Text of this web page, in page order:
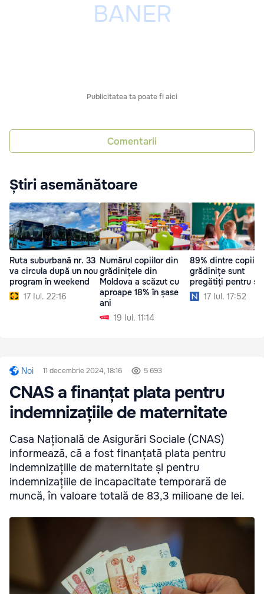
Publicitatea ta poate fi aici
Comentarii
Știri asemănătoare
Ruta suburbană nr. 33
va circula după un nou
program în weekend
17 Iul. 22:16
Numărul copiilor din
grădinițele din
Moldova a scăzut cu
aproape 18% în șase
ani
19 Iul. 11:14
89% dintre copiii
grădinițe sunt
pregătiți pentru
17 Iul. 17:52
Noi 11 decembrie 2024, 18:16 5 693
CNAS a finanțat plata pentru
indemnizațiile de maternitate
Casa Națională de Asigurări Sociale (CNAS)
informează, că a fost finanțată plata pentru
indemnizațiile de maternitate și pentru
indemnizațiile de incapacitate temporară de
muncă, în valoare totală de 83,3 milioane de lei.